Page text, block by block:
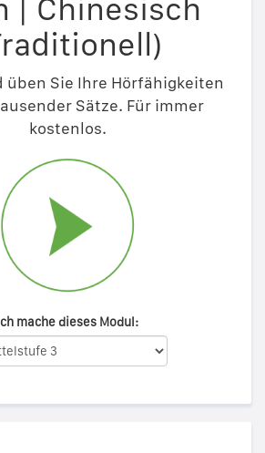
| Chinesisch
üben Sie Ihre Hörfähigkeiten
Sätze. Für immer
kostenlos.
mache dieses Modul: